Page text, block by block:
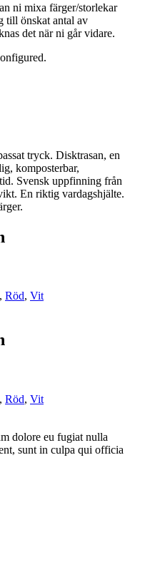
ni mixa färger/storlekar
till önskat antal av
det när ni går vidare.
tryck. Disktrasan, en
komposterbar,
Svensk uppfinning från
En riktig vardagshjälte.
, Röd, Vit
, Röd, Vit
dolore eu fugiat nulla
sunt in culpa qui officia